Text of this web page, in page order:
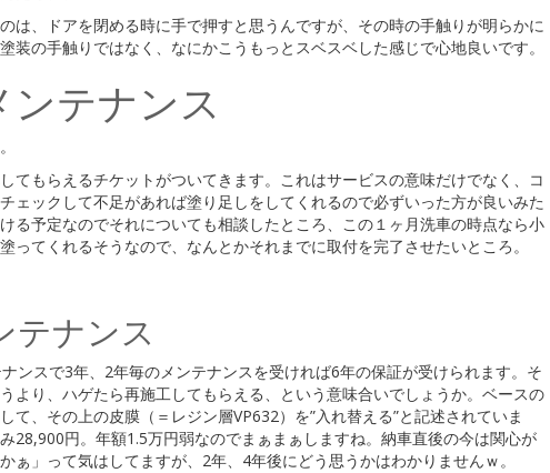
は、ドアを閉める時に手で押すと思うんですが、その時の手触りが明らかに
装の手触りではなく、なにかこうもっとスベスベした感じで心地良いです。
テナンス
てもらえるチケットがついてきます。これはサービスの意味だけでなく、コ
ェックして不足があれば塗り足しをしてくれるので必ずいった方が良いみた
る予定なのでそれについても相談したところ、この１ヶ月洗車の時点なら小
ってくれるそうなので、なんとかそれまでに取付を完了させたいところ。
テナンス
ンスで3年、2年毎のメンテナンスを受ければ6年の保証が受けられます。そ
より、ハゲたら再施工してもらえる、という意味合いでしょうか。ベースの
て、その上の皮膜（＝レジン層VP632）を”入れ替える”と記述されていま
28,900円。年額1.5万円弱なのでまぁまぁしますね。納車直後の今は関心が
ぁ」って気はしてますが、2年、4年後にどう思うかはわかりませんｗ。